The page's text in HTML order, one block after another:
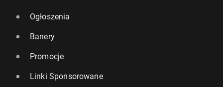
Ogłoszenia
Banery
Promocje
Linki Sponsorowane